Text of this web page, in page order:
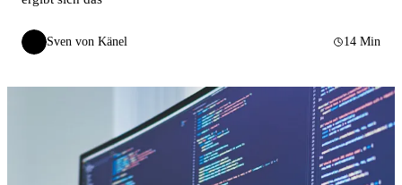
Sven von Känel 14 Min